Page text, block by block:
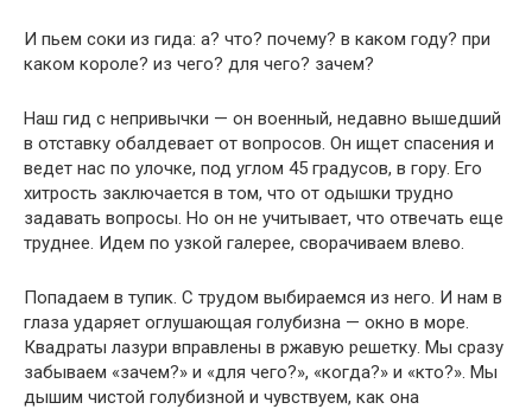
И пьем соки из гида: а? что? почему? в каком году? при
каком короле? из чего? для чего? зачем?
Наш гид с непривычки — он военный, недавно вышедший
в отставку обалдевает от вопросов. Он ищет спасения и
ведет нас по улочке, под углом 45 градусов, в гору. Его
хитрость заключается в том, что от одышки трудно
задавать вопросы. Но он не учитывает, что отвечать еще
труднее. Идем по узкой галерее, сворачиваем влево.
Попадаем в тупик. С трудом выбираемся из него. И нам в
глаза ударяет оглушающая голубизна — окно в море.
Квадраты лазури вправлены в ржавую решетку. Мы сразу
забываем «зачем?» и «для чего?», «когда?» и «кто?». Мы
дышим чистой голубизной и чувствуем, как она